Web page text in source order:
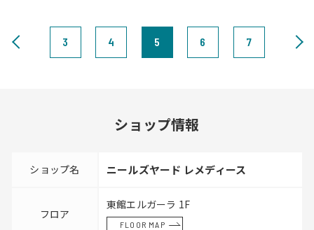
3 4 5 6 7
ショップ情報
ショップ名 ニールズヤード レメディース
フロア
東館エルガーラ 1F
FLOOR MAP